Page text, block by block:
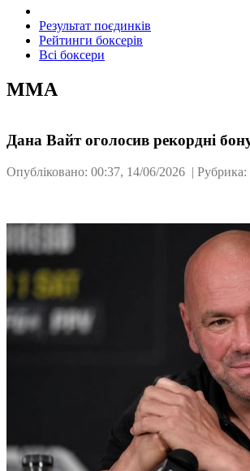
Результат поєдинків
Рейтинги боксерів
Всі боксери
ММА
Дана Вайт оголосив рекордні
Опубліковано: 00:37, 14/06/2026 | Рубрика: